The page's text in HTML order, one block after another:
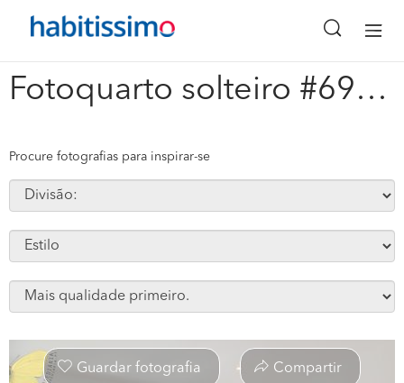
Fotoquarto solteiro #69560
x
Procure fotografias para inspirar-se
Guardar fotografia Compartir